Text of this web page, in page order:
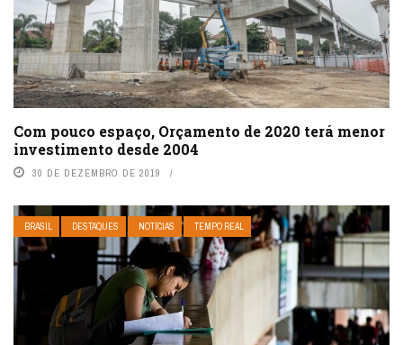
Com pouco espaço, Orçamento de 2020 terá menor
investimento desde 2004
30 DE DEZEMBRO DE 2019
BRASIL DESTAQUES NOTÍCIAS TEMPO REAL